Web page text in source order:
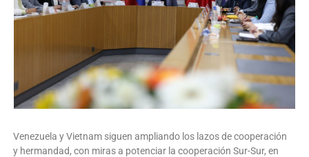
Venezuela y Vietnam siguen ampliando los lazos de cooperación
y hermandad, con miras a potenciar la cooperación Sur-Sur, en